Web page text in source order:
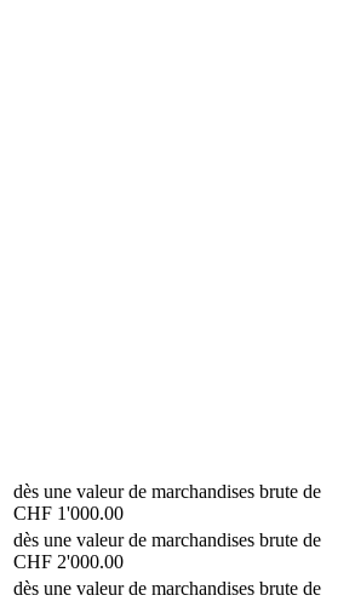
dès une valeur de marchandises brute de
CHF 1'000.00
dès une valeur de marchandises brute de
CHF 2'000.00
dès une valeur de marchandises brute de